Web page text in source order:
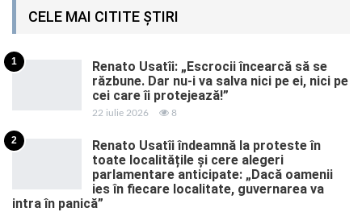
CELE MAI CITITE ȘTIRI
1
Renato Usatîi: „Escrocii încearcă să se
răzbune. Dar nu-i va salva nici pe ei, nici pe
cei care îi protejează!”
22 iulie 2026 8
2
Renato Usatîi îndeamnă la proteste în
toate localitățile și cere alegeri
parlamentare anticipate: „Dacă oamenii
ies în fiecare localitate, guvernarea va
intra în panică”